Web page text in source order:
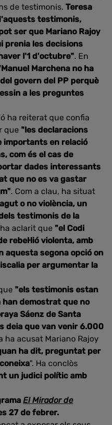
de testimonis. Teresa
testimonis,
ser que Mariano Rajoy
prenia les decisions
l'1 d'octubre". En
Marchena no ha
govern del PP perquè
a les preguntes
ha reiterat que confia
que "les declaracions
importants en relació
com és el cas de
dades interessants
que no es va gastar
. Com a clau, ha situat
o no violència, un
testimonis de la
aclarit que "el Codi
rebel·lió violenta, amb
aquesta segona opció on
per argumentar la
"els testimonis estan
demostrat que no
Sáenz de Santa
deia que van venir 6.000
ha acusat Mariano Rajoy
ha dit, preguntat per
". Ha conclòs
un judici polític amb
El Mirador de
27 de febrer.